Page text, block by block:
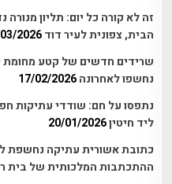
זה לא קורה כל יום: תליון
הבית, צפונית לעיר דוד 2026
שרידים חדשים של קטע מחומת
נחשפו לאחרונה 17/02/2026
נתפסו על חם: שודדי עתיקות
ליד חיטין20/01/2026
כתובת אשורית עתיקה נחשפת
ההתכתבות המלכותית של בית